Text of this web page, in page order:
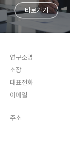
바로가기
연구소명
소장
대표전화
이메일
주소